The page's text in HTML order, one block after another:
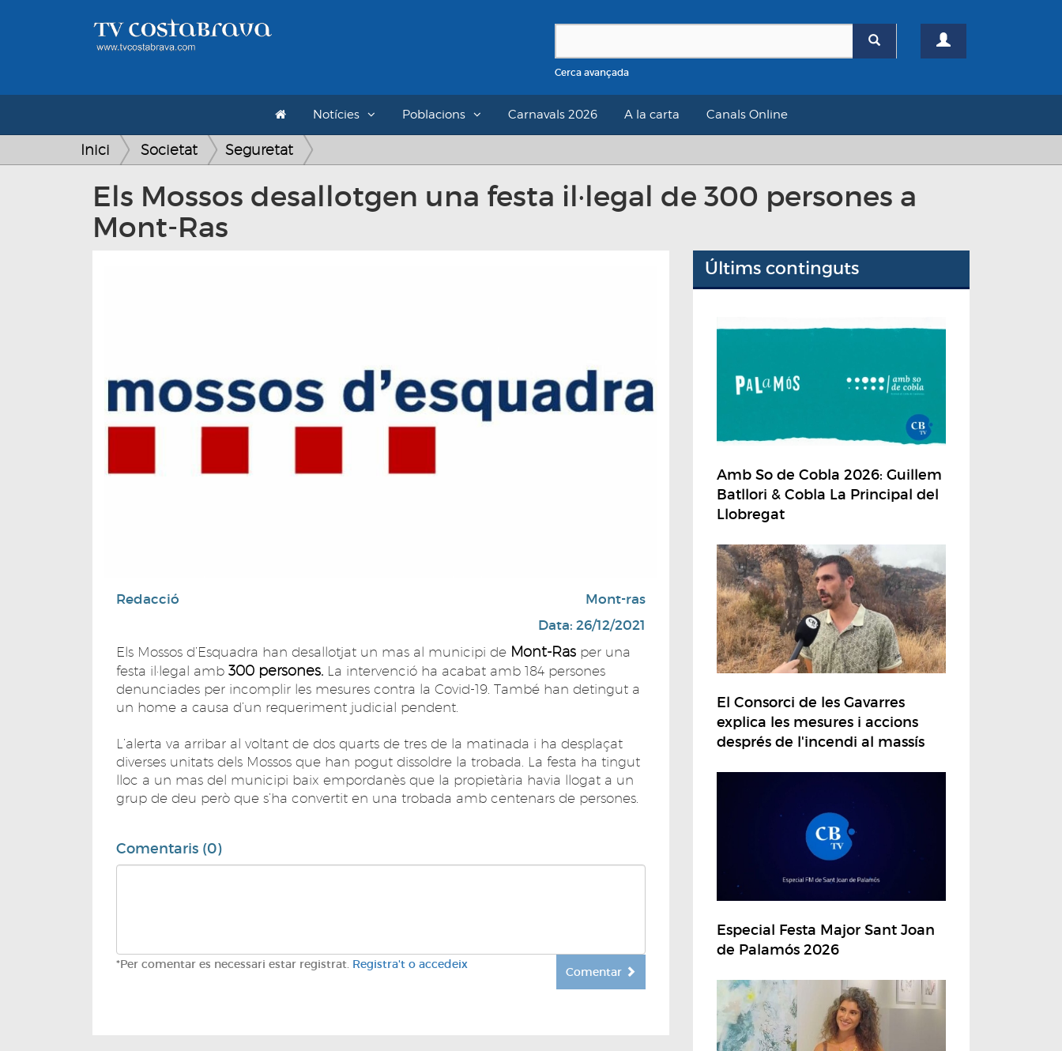
Cerca avançada
Notícies Poblacions Carnavals 2026 A la carta Canals Online
Inici Societat Seguretat
Els Mossos desallotgen una festa il·legal de 300 persones a
Mont-Ras
Redacció
Mont-ras
Data: 26/12/2021
Els Mossos d’Esquadra han desallotjat un mas al municipi de Mont-Ras per una
festa il·legal amb 300 persones. La intervenció ha acabat amb 184 persones
denunciades per incomplir les mesures contra la Covid-19. També han detingut a
un home a causa d’un requeriment judicial pendent.
L’alerta va arribar al voltant de dos quarts de tres de la matinada i ha desplaçat
diverses unitats dels Mossos que han pogut dissoldre la trobada. La festa ha tingut
lloc a un mas del municipi baix empordanès que la propietària havia llogat a un
grup de deu però que s’ha convertit en una trobada amb centenars de persones.
Comentaris (0)
*Per comentar es necessari estar registrat. Registra't o accedeix
Comentar
Últims continguts
Amb So de Cobla 2026: Guillem
Batllori & Cobla La Principal del
Llobregat
El Consorci de les Gavarres
explica les mesures i accions
després de l'incendi al massís
Especial Festa Major Sant Joan
de Palamós 2026